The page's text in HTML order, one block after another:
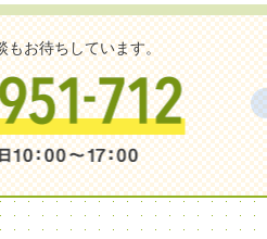
もお待ちしています。